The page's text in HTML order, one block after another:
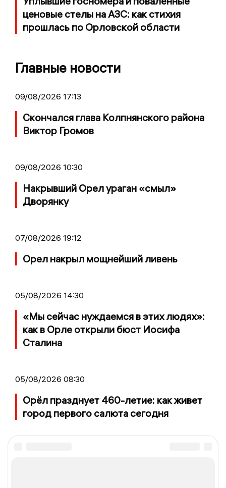
ценовые стелы на АЗС: как стихия
прошлась по Орловской области
Главные новости
09/08/2026 17:13
Скончался глава Колпнянского района
Виктор Громов
09/08/2026 10:30
Накрывший Орел ураган «смыл»
Дворянку
07/08/2026 19:12
Орел накрыл мощнейший ливень
05/08/2026 14:30
«Мы сейчас нуждаемся в этих людях»:
как в Орле открыли бюст Иосифа
Сталина
05/08/2026 08:30
Орёл празднует 460-летие: как живет
город первого салюта сегодня